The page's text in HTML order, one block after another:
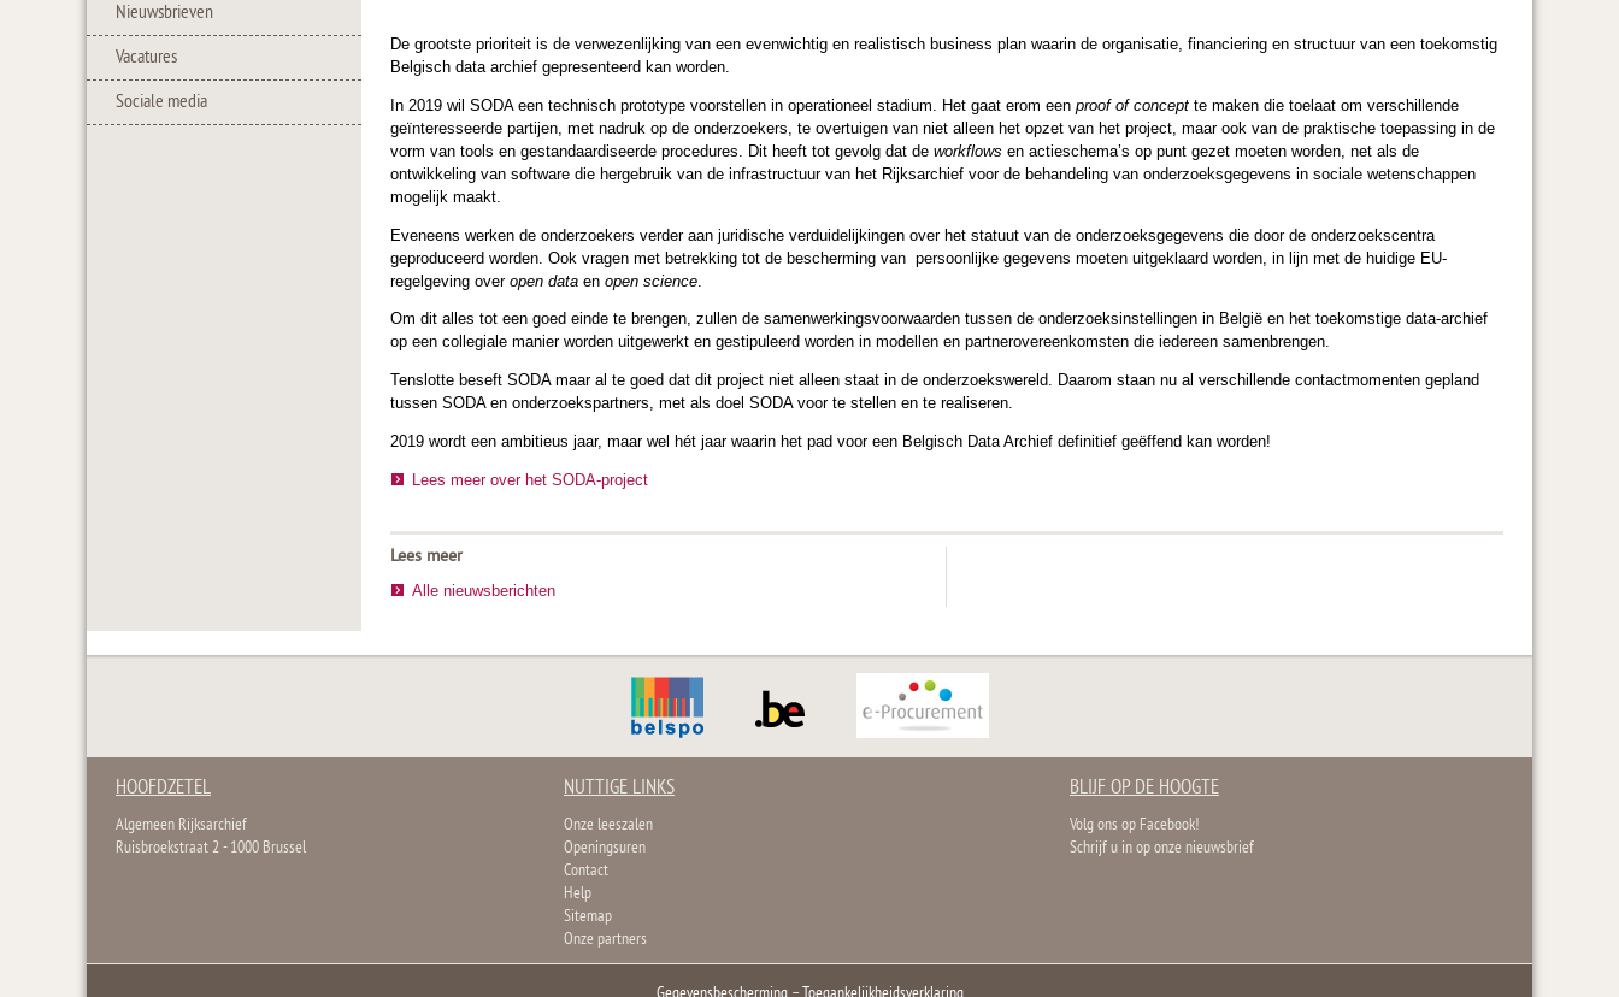
Nieuwsbrieven
Vacatures
Sociale media
De grootste prioriteit is de verwezenlijking van een evenwichtig en realistisch business plan waarin de organisatie, financiering en structuur van een toekomstig
Belgisch data archief gepresenteerd kan worden.
In 2019 wil SODA een technisch prototype voorstellen in operationeel stadium. Het gaat erom een proof of concept te maken die toelaat om verschillende
geïnteresseerde partijen, met nadruk op de onderzoekers, te overtuigen van niet alleen het opzet van het project, maar ook van de praktische toepassing in de
vorm van tools en gestandaardiseerde procedures. Dit heeft tot gevolg dat de workflows en actieschema’s op punt gezet moeten worden, net als de
ontwikkeling van software die hergebruik van de infrastructuur van het Rijksarchief voor de behandeling van onderzoeksgegevens in sociale wetenschappen
mogelijk maakt.
Eveneens werken de onderzoekers verder aan juridische verduidelijkingen over het statuut van de onderzoeksgegevens die door de onderzoekscentra
geproduceerd worden. Ook vragen met betrekking tot de bescherming van persoonlijke gegevens moeten uitgeklaard worden, in lijn met de huidige EU-
regelgeving over open data en open science
Om dit alles tot een goed einde te brengen, zullen de samenwerkingsvoorwaarden tussen de onderzoeksinstellingen in België en het toekomstige data-archief
op een collegiale manier worden uitgewerkt en gestipuleerd worden in modellen en partnerovereenkomsten die iedereen samenbrengen.
Tenslotte beseft SODA maar al te goed dat dit project niet alleen staat in de onderzoekswereld. Daarom staan nu al verschillende contactmomenten gepland
tussen SODA en onderzoekspartners, met als doel SODA voor te stellen en te realiseren.
2019 wordt een ambitieus jaar, maar wel hét jaar waarin het pad voor een Belgisch Data Archief definitief geëffend kan worden!
Lees meer over het SODA-project
Lees meer
Alle nieuwsberichten
HOOFDZETEL
Algemeen Rijksarchief
Ruisbroekstraat 2 - 1000 Brussel
NUTTIGE LINKS
Onze leeszalen
Openingsuren
Contact
Help
Sitemap
Onze partners
BLIJF OP DE HOOGTE
Volg ons op Facebook!
Schrijf u in op onze nieuwsbrief